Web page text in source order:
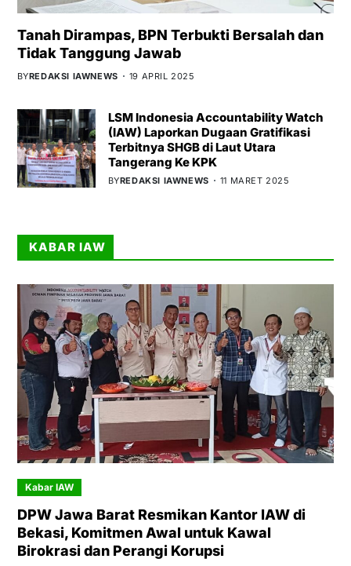
Tanah Dirampas, BPN Terbukti Bersalah dan
Tidak Tanggung Jawab
BYREDAKSI IAWNEWS 19 APRIL 2025
LSM Indonesia Accountability Watch
(IAW) Laporkan Dugaan Gratifikasi
Terbitnya SHGB di Laut Utara
Tangerang Ke KPK
BYREDAKSI IAWNEWS 11 MARET 2025
KABAR IAW
Kabar IAW
DPW Jawa Barat Resmikan Kantor IAW di
Bekasi, Komitmen Awal untuk Kawal
Birokrasi dan Perangi Korupsi